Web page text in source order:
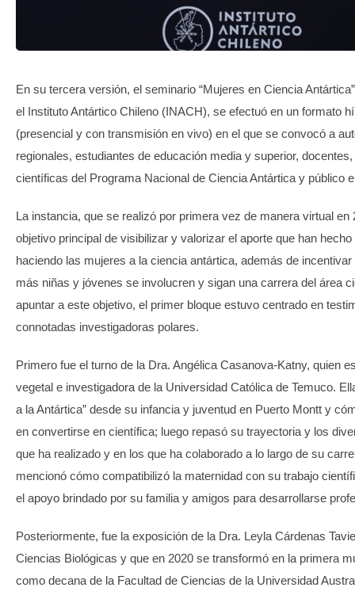
En su tercera versión, el seminario “Mujeres en Ciencia
el Instituto Antártico Chileno (INACH), se efectuó en un formato
(presencial y con transmisión en vivo) en el que se convocó a
regionales, estudiantes de educación media y superior,
científicas del Programa Nacional de Ciencia Antártica y público
La instancia, que se realizó por primera vez de manera virtual en
objetivo principal de visibilizar y valorizar el aporte que han
haciendo las mujeres a la ciencia antártica, además de
más niñas y jóvenes se involucren y sigan una carrera del área
apuntar a este objetivo, el primer bloque estuvo centrado en
connotadas investigadoras polares.
Primero fue el turno de la Dra. Angélica Casanova-Katny, quien
vegetal e investigadora de la Universidad Católica de Temuco.
a la Antártica” desde su infancia y juventud en Puerto Montt y
en convertirse en científica; luego repasó su trayectoria y los
que ha realizado y en los que ha colaborado a lo largo de su
mencionó cómo compatibilizó la maternidad con su trabajo
el apoyo brindado por su familia y amigos para desarrollarse
Posteriormente, fue la exposición de la Dra. Leyla Cárdenas
Ciencias Biológicas y que en 2020 se transformó en la primera
como decana de la Facultad de Ciencias de la Universidad